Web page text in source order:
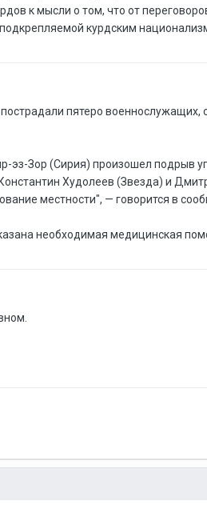
к мысли о том, что от
курдским
пятеро
Зор (Сирия) произошел подрыв
Худолеев (Звезда) и
местности", — говорится в
необходимая медицинская